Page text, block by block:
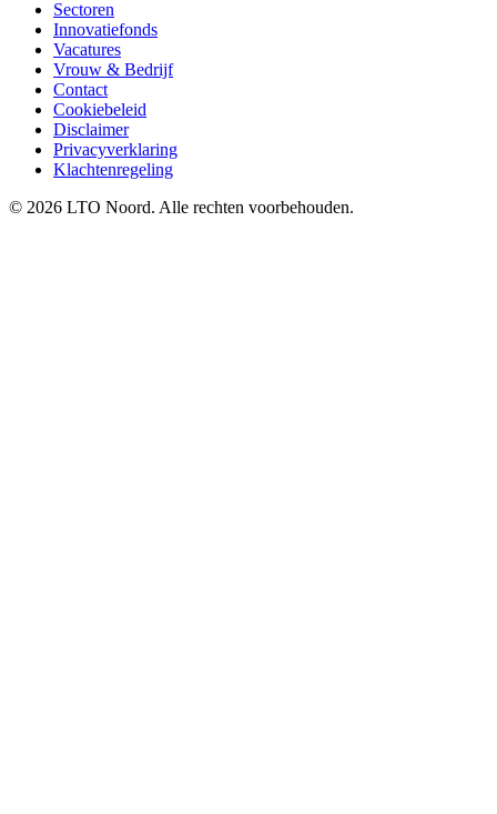
Sectoren
Innovatiefonds
Vacatures
Vrouw & Bedrijf
Contact
Cookiebeleid
Disclaimer
Privacyverklaring
Klachtenregeling
© 2026 LTO Noord. Alle rechten voorbehouden.